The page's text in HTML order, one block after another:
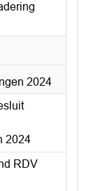
2024
2024
RDV